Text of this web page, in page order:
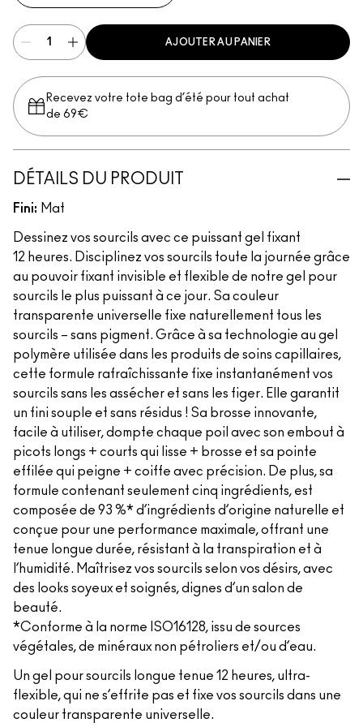
AJOUTER AU PANIER
Recevez votre tote bag d’été pour tout achat
de 69€
DÉTAILS DU PRODUIT
Fini: Mat
Dessinez vos sourcils avec ce puissant gel fixant
12 heures. Disciplinez vos sourcils toute la journée grâce
au pouvoir fixant invisible et flexible de notre gel pour
sourcils le plus puissant à ce jour. Sa couleur
transparente universelle fixe naturellement tous les
sourcils – sans pigment. Grâce à sa technologie au gel
polymère utilisée dans les produits de soins capillaires,
cette formule rafraîchissante fixe instantanément vos
sourcils sans les assécher et sans les figer. Elle garantit
un fini souple et sans résidus ! Sa brosse innovante,
facile à utiliser, dompte chaque poil avec son embout à
picots longs + courts qui lisse + brosse et sa pointe
effilée qui peigne + coiffe avec précision. De plus, sa
formule contenant seulement cinq ingrédients, est
composée de 93 %* d’ingrédients d’origine naturelle et
conçue pour une performance maximale, offrant une
tenue longue durée, résistant à la transpiration et à
l’humidité. Maîtrisez vos sourcils selon vos désirs, avec
des looks soyeux et soignés, dignes d’un salon de
beauté.
*Conforme à la norme ISO16128, issu de sources
végétales, de minéraux non pétroliers et/ou d’eau.
Un gel pour sourcils longue tenue 12 heures, ultra-
flexible, qui ne s’effrite pas et fixe vos sourcils dans une
couleur transparente universelle.